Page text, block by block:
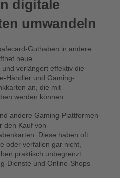
digitale
umwandeln
Guthaben in andere
neue
verlängert effektiv die
Händler und Gaming-
an, die mit
werden können.
andere Gaming-Plattformen
den Kauf von
Diese haben oft
oder verfallen gar nicht,
praktisch unbegrenzt
Dienste und Online-Shops